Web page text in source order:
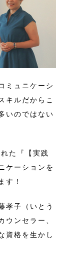
ミュニケーシ
キルだからこ
いのではない
た『【実践
ケーションを
す！
孝子（いとう
ウンセラー、
資格を生かし